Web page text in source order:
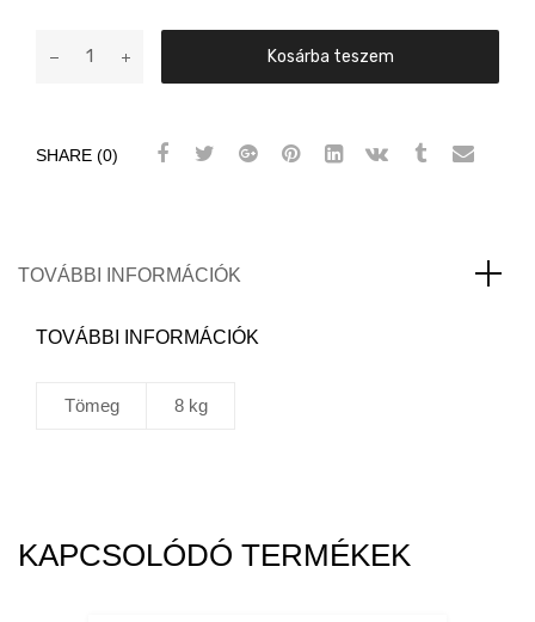
+
szett
Kosárba teszem
SHARE (0)
TOVÁBBI INFORMÁCIÓK
TOVÁBBI INFORMÁCIÓK
Tömeg 8 kg
KAPCSOLÓDÓ TERMÉKEK